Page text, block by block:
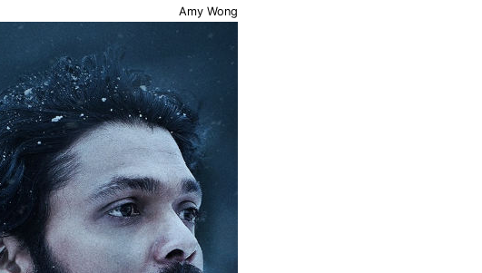
Amy Wong